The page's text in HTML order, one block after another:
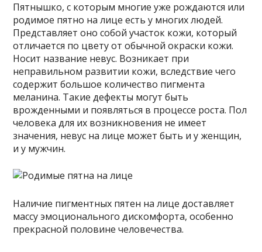
Пятнышко, с которым многие уже рождаются или
родимое пятно на лице есть у многих людей.
Представляет оно собой участок кожи, который
отличается по цвету от обычной окраски кожи.
Носит название невус. Возникает при
неправильном развитии кожи, вследствие чего
содержит большое количество пигмента
меланина. Такие дефекты могут быть
врожденными и появляться в процессе роста. Пол
человека для их возникновения не имеет
значения, невус на лице может быть и у женщин,
и у мужчин.
Наличие пигментных пятен на лице доставляет
массу эмоционального дискомфорта, особенно
прекрасной половине человечества.